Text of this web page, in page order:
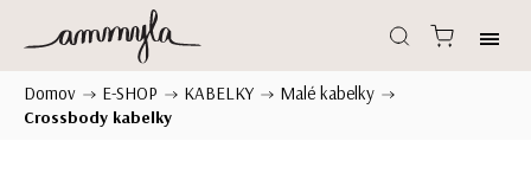
Domov / E-SHOP / KABELKY / Malé kabelky /
Crossbody kabelky